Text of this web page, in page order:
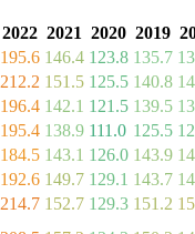
2022 2021 2020 2019
195.6 146.4 123.8 135.7
212.2 151.5 125.5 140.8
196.4 142.1 121.5 139.5
195.4 138.9 111.0 125.5
184.5 143.1 126.0 143.9
192.6 149.7 129.1 143.7
214.7 152.7 129.3 151.2